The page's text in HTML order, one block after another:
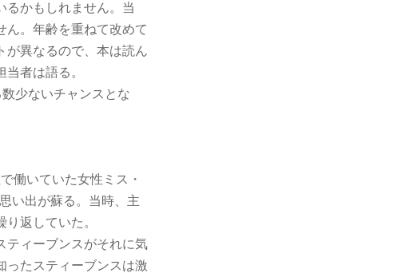
るかもしれません。当
ん。年齢を重ねて改めて
が異なるので、本は読ん
者は語る。
少ないチャンスとな
働いていた女性ミス・
い出が蘇る。当時、主
返していた。
ティーブンスがそれに気
ったスティーブンスは激